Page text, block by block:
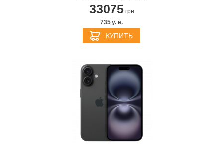
33075грн
735 y. e.
КУПИТЬ